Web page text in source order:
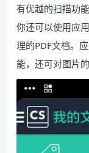
有优越的扫描功
你还可以使用应
理的PDF文档。
能，还可对图片